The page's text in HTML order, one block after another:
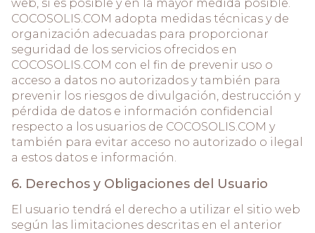
web, si es posible y en la mayor medida posible.
COCOSOLIS.COM adopta medidas técnicas y de
organización adecuadas para proporcionar
seguridad de los servicios ofrecidos en
COCOSOLIS.COM con el fin de prevenir uso o
acceso a datos no autorizados y también para
prevenir los riesgos de divulgación, destrucción y
pérdida de datos e información confidencial
respecto a los usuarios de COCOSOLIS.COM y
también para evitar acceso no autorizado o ilegal
a estos datos e información.
6. Derechos y Obligaciones del Usuario
El usuario tendrá el derecho a utilizar el sitio web
según las limitaciones descritas en el anterior